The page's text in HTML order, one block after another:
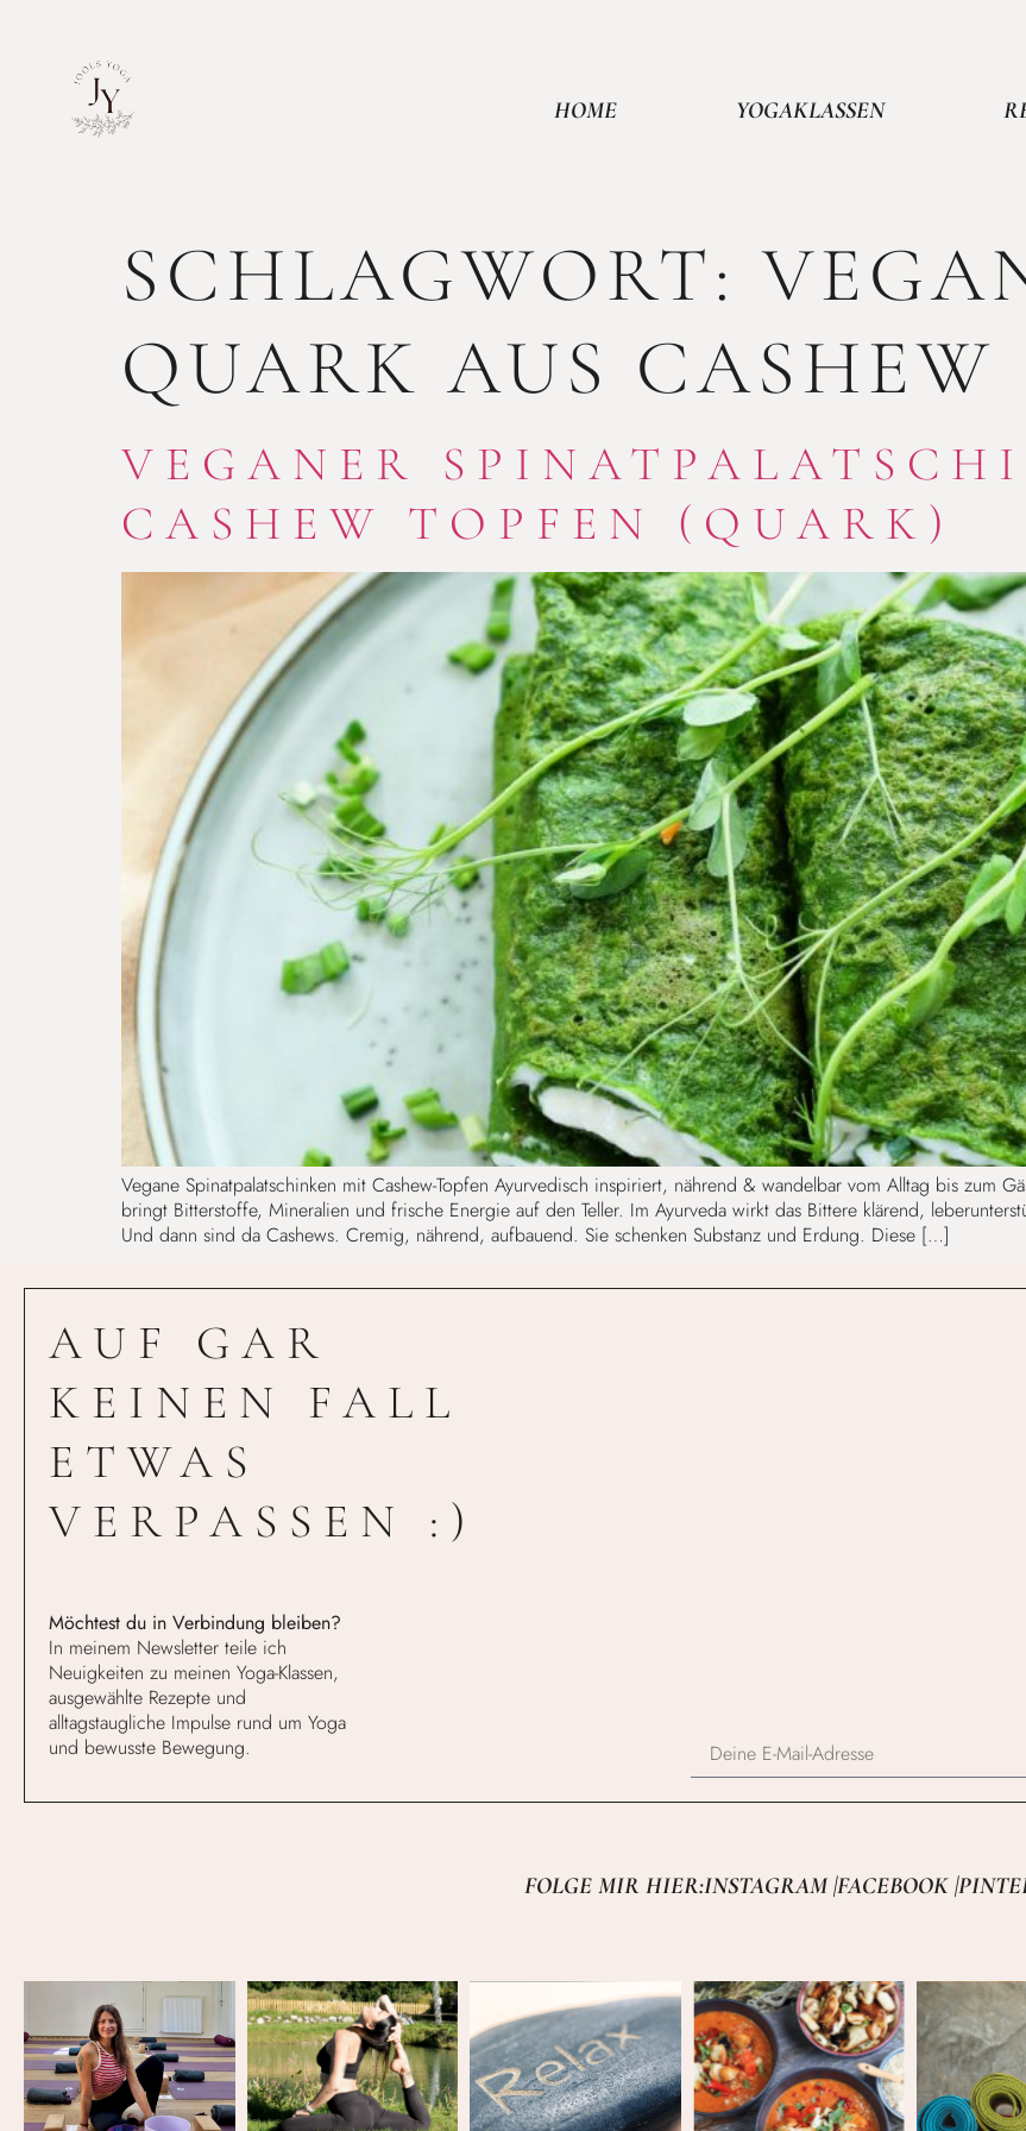
HOME YOGAKLASSEN
SCHLAGWORT:
QUARK AUS CASHEW
VEGANER
CASHEW TOPFEN (QUARK)
Vegane Spinatpalatschinken mit Cashew-Topfen Ayurvedisch inspiriert, nährend & wandelbar vom Alltag bis zum
bringt Bitterstoffe, Mineralien und frische Energie auf den Teller. Im Ayurveda wirkt das Bittere klärend,
Und dann sind da Cashews. Cremig, nährend, aufbauend. Sie schenken Substanz und Erdung. Diese […]
AUF GAR
KEINEN FALL
ETWAS
VERPASSEN :)
Möchtest du in Verbindung bleiben?
In meinem Newsletter teile ich
Neuigkeiten zu meinen Yoga-Klassen,
ausgewählte Rezepte und
alltagstaugliche Impulse rund um Yoga
und bewusste Bewegung.
FOLGE MIR HIER:INSTAGRAM |FACEBOOK |